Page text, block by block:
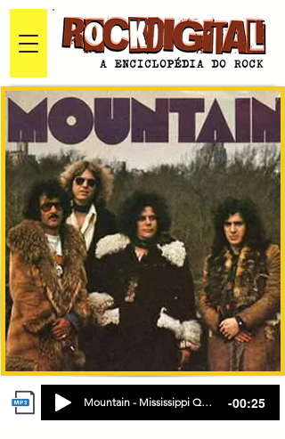
Mountain - Mississippi Queen -00:25